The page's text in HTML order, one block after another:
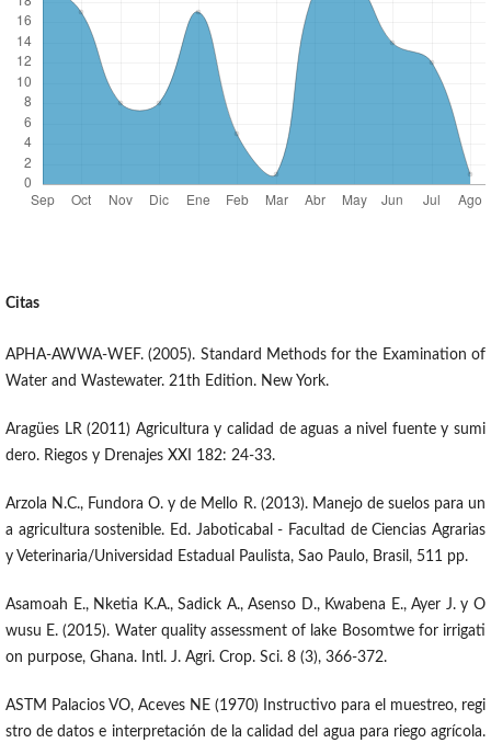
Citas
APHA-AWWA-WEF. (2005). Standard Methods for the Examination of
Water and Wastewater. 21th Edition. New York.
Aragües LR (2011) Agricultura y calidad de aguas a nivel fuente y sumi
dero. Riegos y Drenajes XXI 182: 24-33.
Arzola N.C., Fundora O. y de Mello R. (2013). Manejo de suelos para un
a agricultura sostenible. Ed. Jaboticabal - Facultad de Ciencias Agrarias
y Veterinaria/Universidad Estadual Paulista, Sao Paulo, Brasil, 511 pp.
Asamoah E., Nketia K.A., Sadick A., Asenso D., Kwabena E., Ayer J. y O
wusu E. (2015). Water quality assessment of lake Bosomtwe for irrigati
on purpose, Ghana. Intl. J. Agri. Crop. Sci. 8 (3), 366-372.
ASTM Palacios VO, Aceves NE (1970) Instructivo para el muestreo, regi
stro de datos e interpretación de la calidad del agua para riego agrícola.